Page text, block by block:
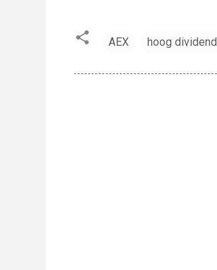
AEX hoog dividend